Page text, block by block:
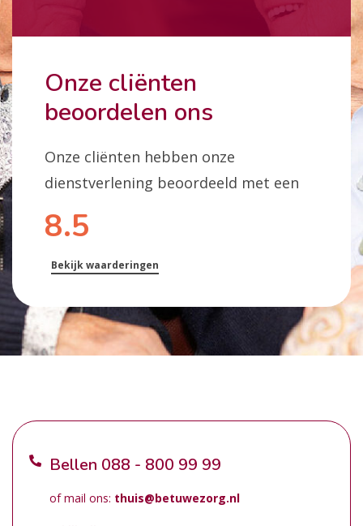
Onze cliënten
beoordelen ons
Onze cliënten hebben onze
dienstverlening beoordeeld met een
8.5
Bekijk waarderingen
Bellen 088 - 800 99 99
of mail ons: thuis@betuwezorg.nl